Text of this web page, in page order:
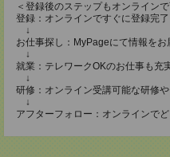
＜登録後のステップもオンラインで
登録：オンラインですぐに登録完了
↓
お仕事探し：MyPageにて情報をお
↓
就業：テレワークOKのお仕事も充
↓
研修：オンライン受講可能な研修
↓
アフターフォロー：オンラインでど